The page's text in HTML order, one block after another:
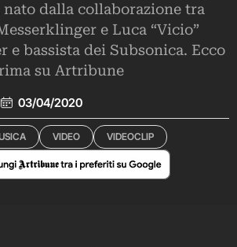
nato dalla collaborazione tra
e Luca “Vicio”
e bassista dei Subsonica. Ecco
su Artribune
03/04/2020
VIDEO VIDEOCLIP